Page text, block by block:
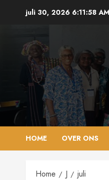
juli 30, 2026 6:11:59 AM
HOME OVER ONS
Home J juli